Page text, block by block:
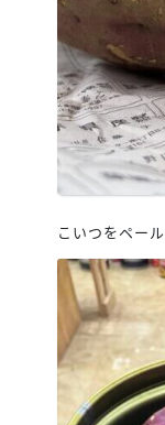
こいつをペー